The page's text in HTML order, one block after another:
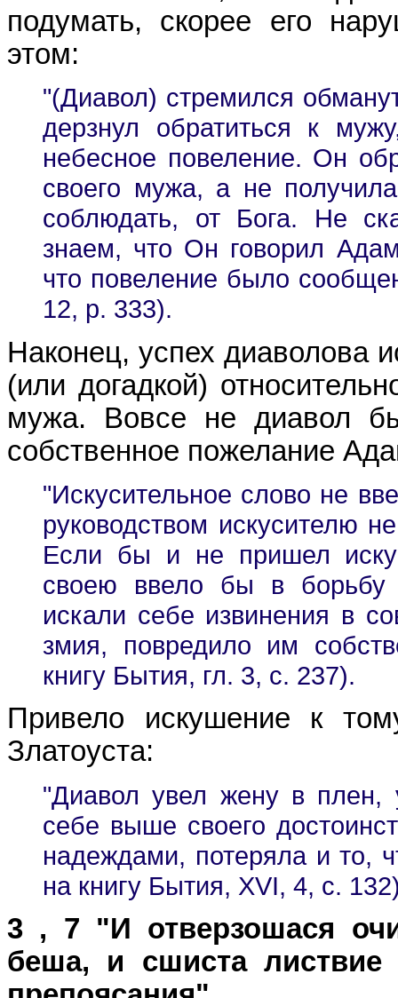
подумать, скорее его
этом:
"(Диавол) стремился
дерзнул обратиться к
небесное повеление. Он
своего мужа, а не
соблюдать, от Бога. Не
знаем, что Он говорил
что повеление было
12, p. 333).
Наконец, успех диаволова
(или догадкой)
мужа. Вовсе не диавол
собственное пожелание
"Искусительное слово не
руководством искусителю
Если бы и не пришел
своею ввело бы в борьбу
искали себе извинения в
змия, повредило им
книгу Бытия, гл. 3, с. 237).
Привело искушение к
Златоуста:
"Диавол увел жену в плен,
себе выше своего
надеждами, потеряла и то,
на книгу Бытия, XVI, 4, с.
3 , 7 "И отверзошася
беша, и сшиста листвие